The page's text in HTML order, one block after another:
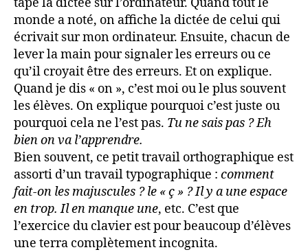
monde a noté, on affiche la dictée de celui qui
écrivait sur mon ordinateur. Ensuite, chacun de
lever la main pour signaler les erreurs ou ce
qu’il croyait être des erreurs. Et on explique.
Quand je dis « on », c’est moi ou le plus souvent
les élèves. On explique pourquoi c’est juste ou
pourquoi cela ne l’est pas. Tu ne sais pas ? Eh
bien on va l’apprendre.
Bien souvent, ce petit travail orthographique est
assorti d’un travail typographique : comment
fait-on les majuscules ? le « ç » ? Il y a une espace
en trop. Il en manque une, etc. C’est que
l’exercice du clavier est pour beaucoup d’élèves
une terra complètement incognita.